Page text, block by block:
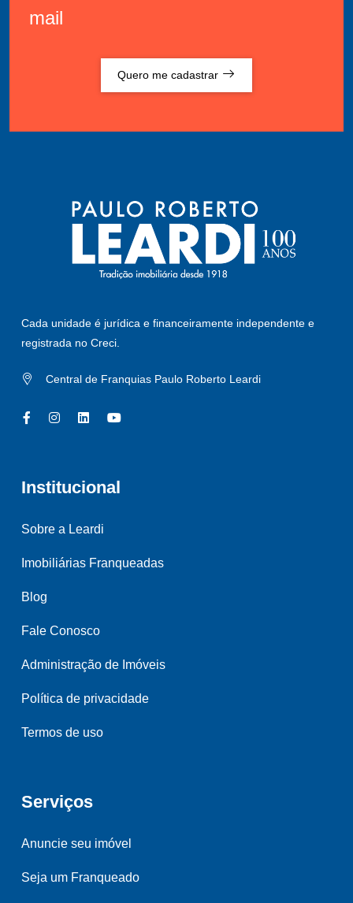
mail
Quero me cadastrar
Cada unidade é jurídica e financeiramente independente e
registrada no Creci.
Central de Franquias Paulo Roberto Leardi
Institucional
Sobre a Leardi
Imobiliárias Franqueadas
Blog
Fale Conosco
Administração de Imóveis
Política de privacidade
Termos de uso
Serviços
Anuncie seu imóvel
Seja um Franqueado